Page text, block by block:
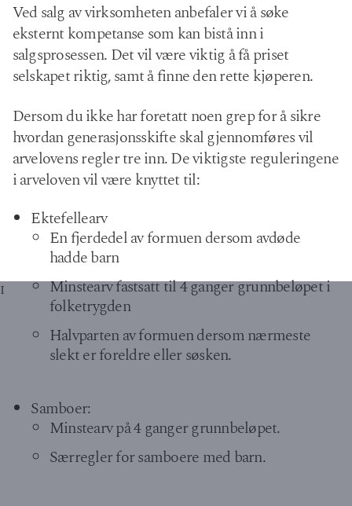
Ved salg av virksomheten anbefaler vi å søke
eksternt kompetanse som kan bistå inn i
salgsprosessen. Det vil være viktig å få priset
selskapet riktig, samt å finne den rette kjøperen.
Dersom du ikke har foretatt noen grep for å sikre
hvordan generasjonsskifte skal gjennomføres vil
arvelovens regler tre inn. De viktigste reguleringene
i arveloven vil være knyttet til:
Ektefellearv
En fjerdedel av formuen dersom avdøde
hadde barn
Minstearv fastsatt til 4 ganger grunnbeløpet i
folketrygden
Halvparten av formuen dersom nærmeste
slekt er foreldre eller søsken.
Samboer:
Minstearv på 4 ganger grunnbeløpet.
Særregler for samboere med barn.
I